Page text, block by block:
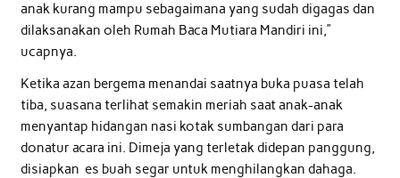
anak kurang mampu sebagaimana yang sudah digagas dan
dilaksanakan oleh Rumah Baca Mutiara Mandiri ini,”
ucapnya.
Ketika azan bergema menandai saatnya buka puasa telah
tiba, suasana terlihat semakin meriah saat anak-anak
menyantap hidangan nasi kotak sumbangan dari para
donatur acara ini. Dimeja yang terletak didepan panggung,
disiapkan es buah segar untuk menghilangkan dahaga.